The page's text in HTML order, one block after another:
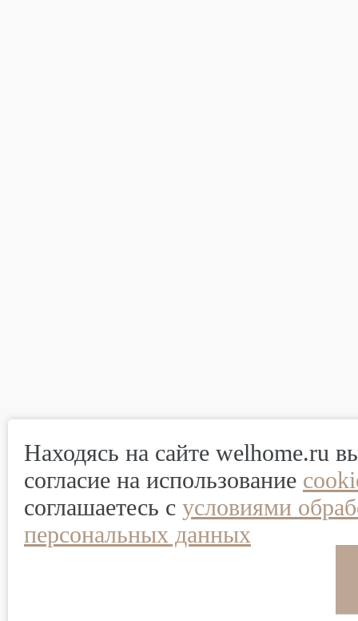
Находясь на сайте welhome.ru
согласие на использование
соглашаетесь с условиями
персональных данных